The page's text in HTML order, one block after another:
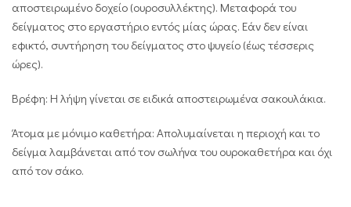
αποστειρωμένο δοχείο (ουροσυλλέκτης). Μεταφορά του
δείγματος στο εργαστήριο εντός μίας ώρας. Εάν δεν είναι
εφικτό, συντήρηση του δείγματος στο ψυγείο (έως τέσσερις
ώρες).
Βρέφη: Η λήψη γίνεται σε ειδικά αποστειρωμένα σακουλάκια.
Άτομα με μόνιμο καθετήρα: Απολυμαίνεται η περιοχή και το
δείγμα λαμβάνεται από τον σωλήνα του ουροκαθετήρα και όχι
από τον σάκο.